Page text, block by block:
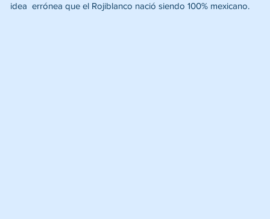
idea  errónea que el Rojiblanco nació siendo 100% mexicano.